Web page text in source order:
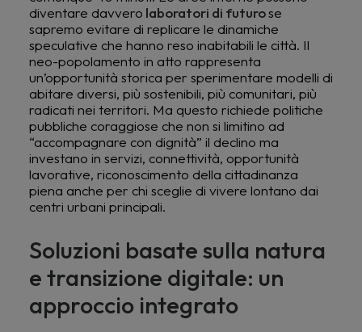
diventare davvero laboratori di futurose
sapremo evitare di replicare le dinamiche
speculative che hanno reso inabitabili le città. Il
neo-popolamento in atto rappresenta
un’opportunità storica per sperimentare modelli di
abitare diversi, più sostenibili, più comunitari, più
radicati nei territori. Ma questo richiede politiche
pubbliche coraggiose che non si limitino ad
“accompagnare con dignità” il declino ma
investano in servizi, connettività, opportunità
lavorative, riconoscimento della cittadinanza
piena anche per chi sceglie di vivere lontano dai
centri urbani principali.
Soluzioni basate sulla natura
e transizione digitale: un
approccio integrato